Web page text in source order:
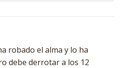
robado el alma y lo ha
debe derrotar a los 12